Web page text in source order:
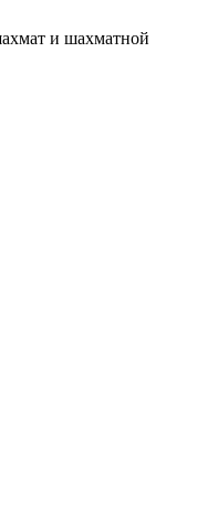
и шахматной